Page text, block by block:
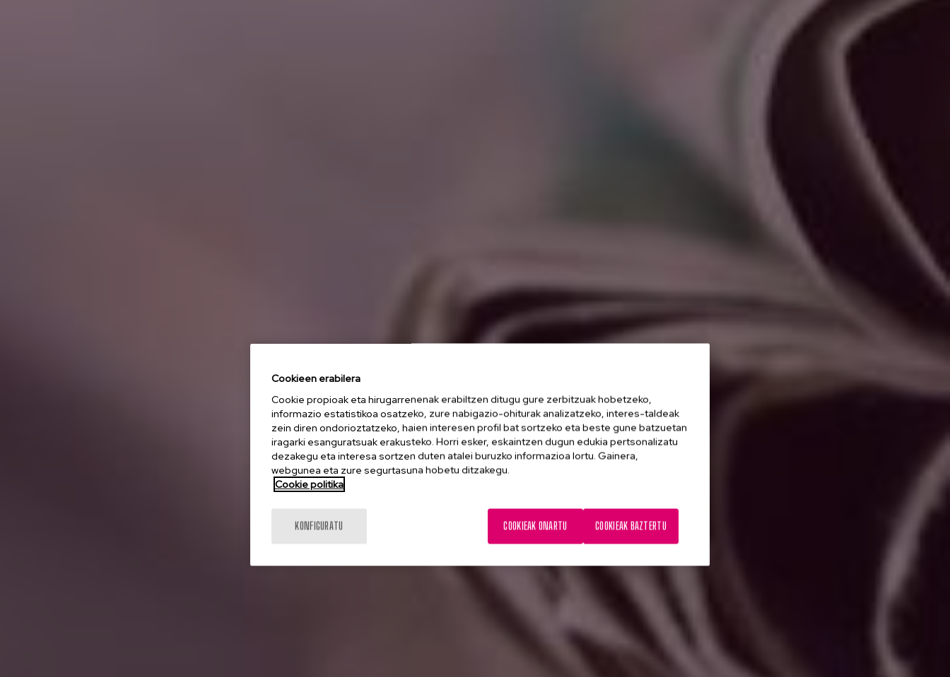
Cookieen erabilera
Cookie propioak eta hirugarrenenak erabiltzen ditugu gure zerbitzuak hobetzeko,
informazio estatistikoa osatzeko, zure nabigazio-ohiturak analizatzeko, interes-taldeak
zein diren ondorioztatzeko, haien interesen profil bat sortzeko eta beste gune batzuetan
iragarki esanguratsuak erakusteko. Horri esker, eskaintzen dugun edukia pertsonalizatu
dezakegu eta interesa sortzen duten atalei buruzko informazioa lortu. Gainera,
webgunea eta zure segurtasuna hobetu ditzakegu.
Cookie politika
KONFIGURATU COOKIEAK BAZTERTU
COOKIEAK ONARTU